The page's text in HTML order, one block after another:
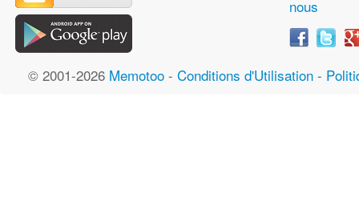
nous
© 2001-2026 Memotoo - Conditions d'Utilisation -